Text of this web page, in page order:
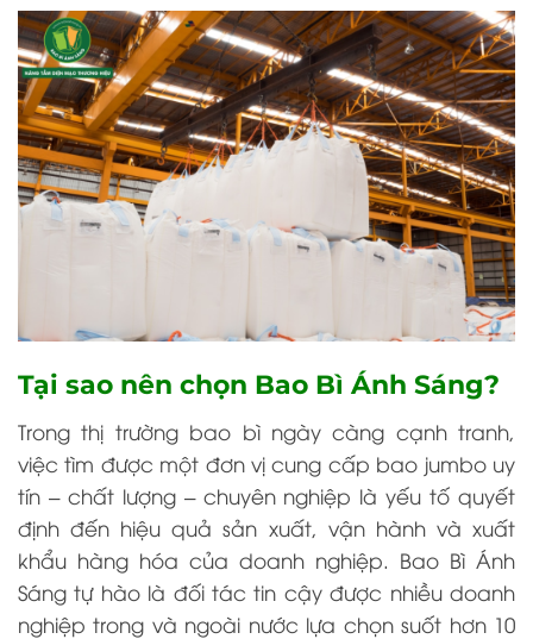
Tại sao nên chọn Bao Bì Ánh Sáng?
Trong thị trường bao bì ngày càng cạnh tranh,
việc tìm được một đơn vị cung cấp bao jumbo uy
tín – chất lượng – chuyên nghiệp là yếu tố quyết
định đến hiệu quả sản xuất, vận hành và xuất
khẩu hàng hóa của doanh nghiệp. Bao Bì Ánh
Sáng tự hào là đối tác tin cậy được nhiều doanh
nghiệp trong và ngoài nước lựa chọn suốt hơn 10